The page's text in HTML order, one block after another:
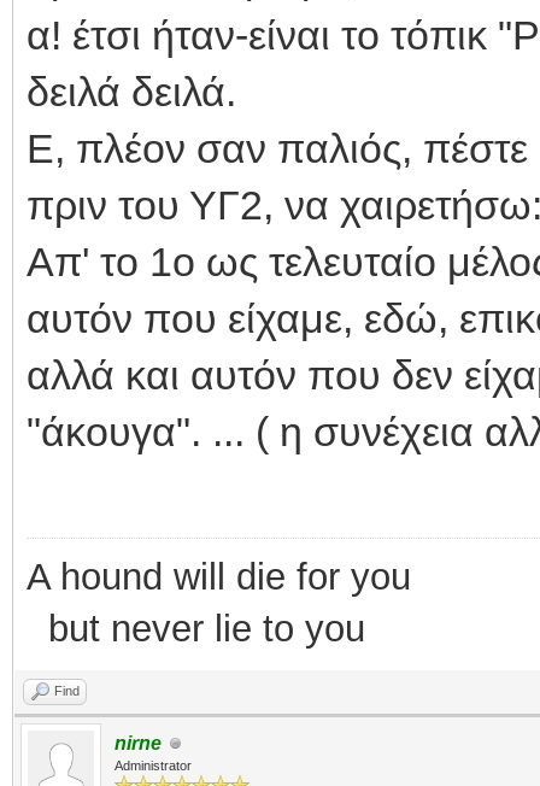
α! έτσι ήταν-είναι το
δειλά δειλά.
Ε, πλέον σαν παλιός,
πριν του ΥΓ2, να
Απ' το 1ο ως τελευταίο
αυτόν που είχαμε, εδώ,
αλλά και αυτόν που δεν
"άκουγα". ... ( η συνέχεια
A hound will die for you
but never lie to you
Find
nirne
Administrator